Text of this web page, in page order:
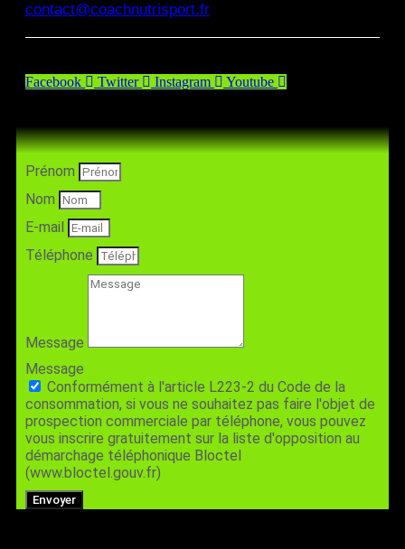
contact@coachnutrisport.fr
Facebook Twitter Instagram Youtube
Prénom
Nom
E-mail
Téléphone
Message
Message
Conformément à l'article L223-2 du Code de la
consommation, si vous ne souhaitez pas faire l'objet de
prospection commerciale par téléphone, vous pouvez
vous inscrire gratuitement sur la liste d'opposition au
démarchage téléphonique Bloctel
(www.bloctel.gouv.fr)
Envoyer